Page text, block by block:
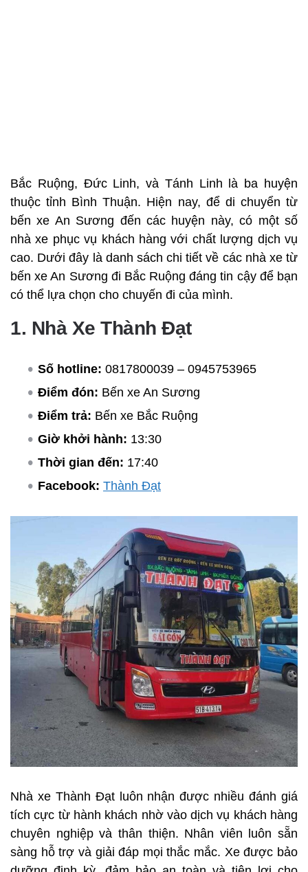
Bắc Ruộng, Đức Linh, và Tánh Linh là ba huyện
thuộc tỉnh Bình Thuận. Hiện nay, để di chuyển từ
bến xe An Sương đến các huyện này, có một số
nhà xe phục vụ khách hàng với chất lượng dịch vụ
cao. Dưới đây là danh sách chi tiết về các nhà xe từ
bến xe An Sương đi Bắc Ruộng đáng tin cậy để bạn
có thể lựa chọn cho chuyến đi của mình.
1. Nhà Xe Thành Đạt
Số hotline: 0817800039 – 0945753965
Điểm đón: Bến xe An Sương
Điểm trả: Bến xe Bắc Ruộng
Giờ khởi hành: 13:30
Thời gian đến: 17:40
Facebook: Thành Đạt
Nhà xe Thành Đạt luôn nhận được nhiều đánh giá
tích cực từ hành khách nhờ vào dịch vụ khách hàng
chuyên nghiệp và thân thiện. Nhân viên luôn sẵn
sàng hỗ trợ và giải đáp mọi thắc mắc. Xe được bảo